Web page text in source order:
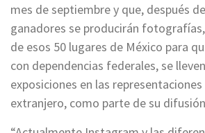
mes de septiembre y que, después
ganadores se producirán
de esos 50 lugares de México para
con dependencias federales, se
exposiciones en las
extranjero, como parte de su